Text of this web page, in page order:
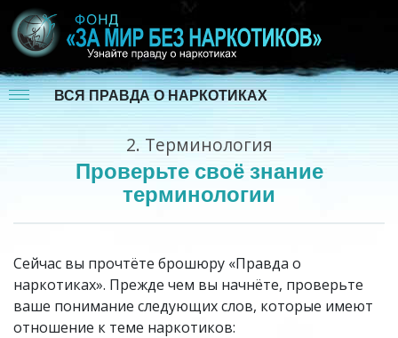
ВСЯ ПРАВДА О НАРКОТИКАХ
2. Терминология
Проверьте своё знание
терминологии
Сейчас вы прочтёте брошюру «Правда о
наркотиках». Прежде чем вы начнёте, проверьте
ваше понимание следующих слов, которые имеют
отношение к теме наркотиков: